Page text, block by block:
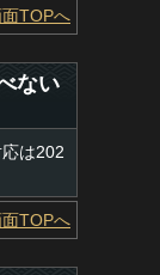
TOPへ
ない
は202
TOPへ